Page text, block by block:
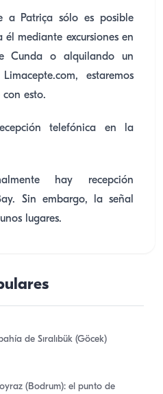
a Patriça sólo es posible
él mediante excursiones en
Cunda o alquilando un
estaremos
esto.
telefónica en la
hay recepción
Sin embargo, la señal
lugares.
de Sıralıbük (Göcek)
(Bodrum): el punto de